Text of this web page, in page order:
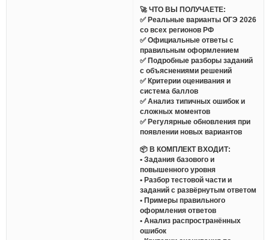
🚀 ЧТО ВЫ ПОЛУЧАЕТЕ:
✅ Реальные варианты ОГЭ 2026
со всех регионов РФ
✅ Официальные ответы с
правильным оформлением
✅ Подробные разборы заданий
с объяснениями решений
✅ Критерии оценивания и
система баллов
✅ Анализ типичных ошибок и
сложных моментов
✅ Регулярные обновления при
появлении новых вариантов
📦 В КОМПЛЕКТ ВХОДИТ:
• Задания базового и
повышенного уровня
• Разбор тестовой части и
заданий с развёрнутым ответом
• Примеры правильного
оформления ответов
• Анализ распространённых
ошибок